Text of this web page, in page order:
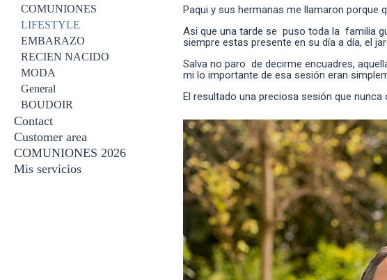
RECIEN NACIDO
FAMILIAR
BOUDOIR
COMUNION
VIDEOS
COMUNIONES
LIFESTYLE
EMBARAZO
RECIEN NACIDO
MODA
General
BOUDOIR
Contact
Customer area
COMUNIONES 2026
Mis servicios
Paqui y sus hermanas me llamaron porque
Asi que una tarde se puso toda la familia
siempre estas presente en su día a día, el
Salva no paro de decirme encuadres,
mi lo importante de esa sesión eran
El resultado una preciosa sesión que nunca